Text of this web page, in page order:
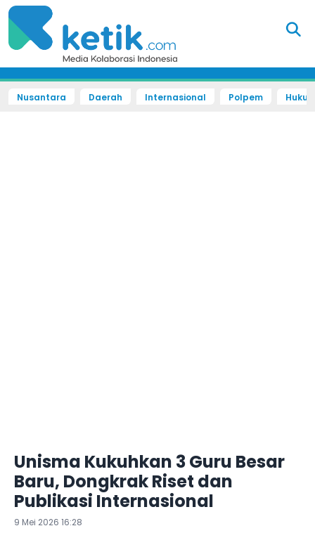
Nusantara Daerah Internasional Polpem
Unisma Kukuhkan 3 Guru Besar
Baru, Dongkrak Riset dan
Publikasi Internasional
9 Mei 2026 16:28